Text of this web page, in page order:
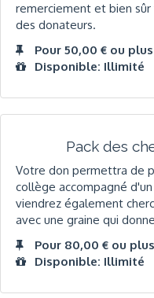
remerciement et bien
des donateurs.
Pour 50,00 € ou plus
Disponible: Illimité
Pack des
Votre don permettra de
collège accompagné
viendrez également
avec une graine qui
Pour 80,00 € ou plus
Disponible: Illimité